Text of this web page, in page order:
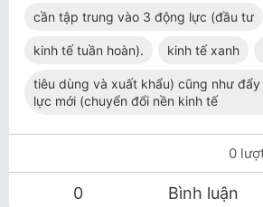
cần tập trung vào 3 động lực (đầu tư
kinh tế tuần hoàn). kinh tế xanh
tiêu dùng và xuất khẩu) cũng như
lực mới (chuyển đổi nền kinh tế
0
0 Bình luận